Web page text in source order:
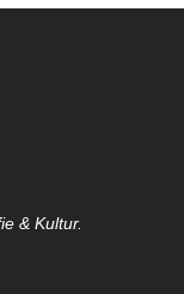
& Kultur.